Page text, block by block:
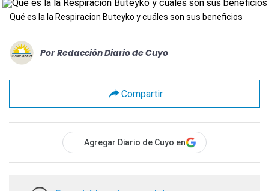
Qué es la la Respiracion Buteyko y cuáles son sus beneficios
Por Redacción Diario de Cuyo
Compartir
Agregar Diario de Cuyo en